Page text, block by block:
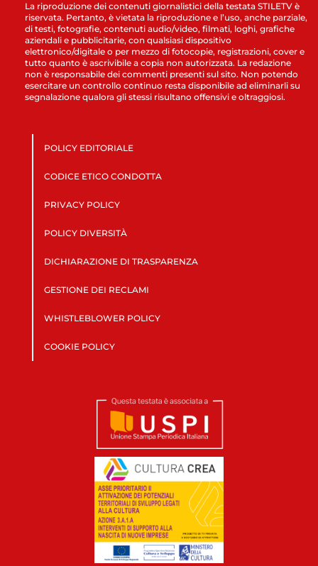
La riproduzione dei contenuti giornalistici della testata STILETV è
riservata. Pertanto, è vietata la riproduzione e l’uso, anche parziale,
di testi, fotografie, contenuti audio/video, filmati, loghi, grafiche
aziendali e pubblicitarie, con qualsiasi dispositivo
elettronico/digitale o per mezzo di fotocopie, registrazioni, cover e
tutto quanto è ascrivibile a copia non autorizzata. La redazione
non è responsabile dei commenti presenti sul sito. Non potendo
esercitare un controllo continuo resta disponibile ad eliminarli su
segnalazione qualora gli stessi risultano offensivi e oltraggiosi.
POLICY EDITORIALE
CODICE ETICO CONDOTTA
PRIVACY POLICY
POLICY DIVERSITÀ
DICHIARAZIONE DI TRASPARENZA
GESTIONE DEI RECLAMI
WHISTLEBLOWER POLICY
COOKIE POLICY